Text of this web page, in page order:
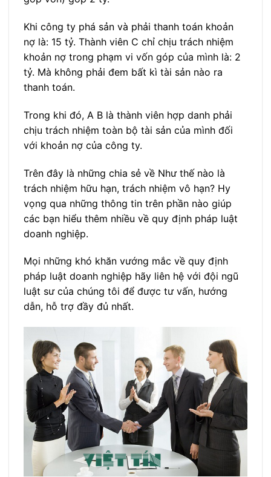
Khi công ty phá sản và phải thanh toán khoản
nợ là: 15 tỷ. Thành viên C chỉ chịu trách nhiệm
khoản nợ trong phạm vi vốn góp của mình là: 2
tỷ. Mà không phải đem bất kì tài sản nào ra
thanh toán.
Trong khi đó, A B là thành viên hợp danh phải
chịu trách nhiệm toàn bộ tài sản của mình đối
với khoản nợ của công ty.
Trên đây là những chia sẻ về Như thế nào là
trách nhiệm hữu hạn, trách nhiệm vô hạn? Hy
vọng qua những thông tin trên phần nào giúp
các bạn hiểu thêm nhiều về quy định pháp luật
doanh nghiệp.
Mọi những khó khăn vướng mắc về quy định
pháp luật doanh nghiệp hãy liên hệ với đội ngũ
luật sư của chúng tôi để được tư vấn, hướng
dẫn, hỗ trợ đầy đủ nhất.